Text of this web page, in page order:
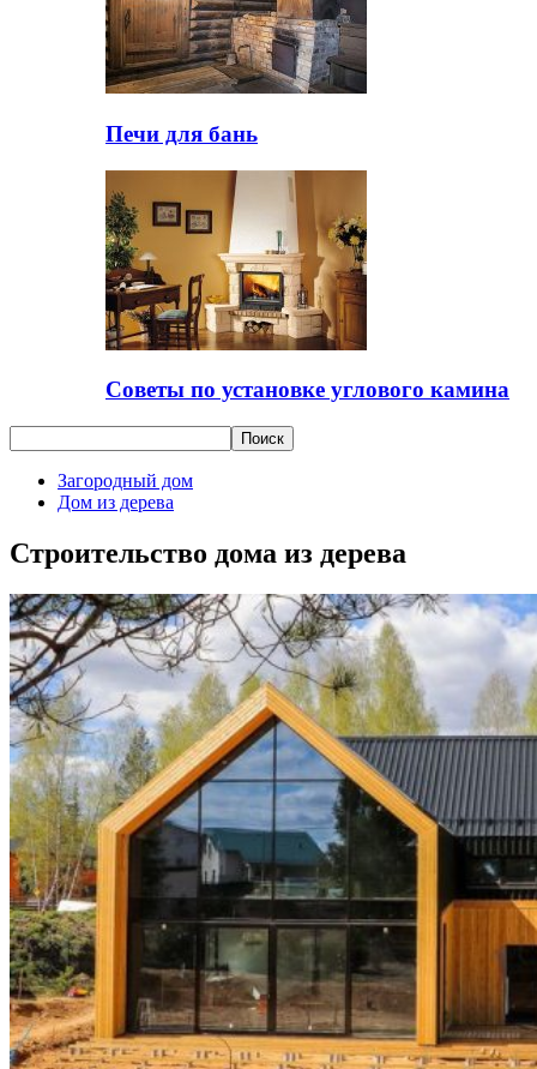
Печи для бань
Советы по установке углового камина
Загородный дом
Дом из дерева
Строительство дома из дерева